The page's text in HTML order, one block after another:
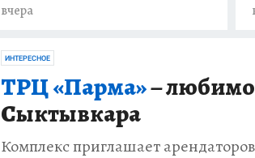
вчера
ИНТЕРЕСНОЕ
ТРЦ «Парма»–
Сыктывкара
Комплекс приглашает